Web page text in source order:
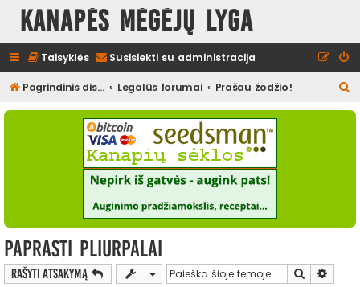
Kanapės mėgėjų lyga
Taisyklės Susisiekti su administracija
Pagrindinis diskusijų puslapis Legalūs forumai Prašau žodžio!
e
Paprasti pliurpalai
Rašyti atsakymą Ieškoti